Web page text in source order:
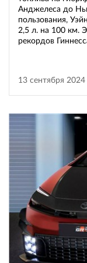
Анджелеса до
пользования,
2,5 л. на 100 км.
рекордов
13 сентября 2024